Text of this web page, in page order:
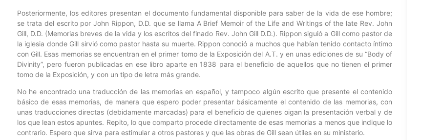
Posteriormente, los editores presentan el documento fundamental disponible para saber de la vida de ese hombre;
se trata del escrito por John Rippon, D.D. que se llama A Brief Memoir of the Life and Writings of the late Rev. John
Gill, D.D. (Memorias breves de la vida y los escritos del finado Rev. John Gill D.D.). Rippon siguió a Gill como pastor de
la iglesia donde Gill sirvió como pastor hasta su muerte. Rippon conoció a muchos que habían tenido contacto íntimo
con Gill. Esas memorias se encuentran en el primer tomo de la Exposición del A.T. y en unas ediciones de su “Body of
Divinity”, pero fueron publicadas en ese libro aparte en 1838 para el beneficio de aquellos que no tienen el primer
tomo de la Exposición, y con un tipo de letra más grande.
No he encontrado una traducción de las memorias en español, y tampoco algún escrito que presente el contenido
básico de esas memorias, de manera que espero poder presentar básicamente el contenido de las memorias, con
unas traducciones directas (debidamente marcadas) para el beneficio de quienes oigan la presentación verbal y de
los que lean estos apuntes. Repito, lo que comparto procede directamente de esas memorias a menos que indique lo
contrario. Espero que sirva para estimular a otros pastores y que las obras de Gill sean útiles en su ministerio.